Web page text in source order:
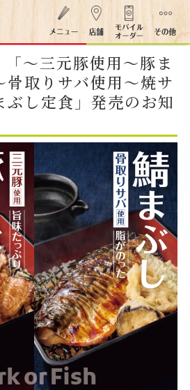
「～三元豚使用～豚ま
取りサバ使用～焼サ
ぶし定食」発売のお知